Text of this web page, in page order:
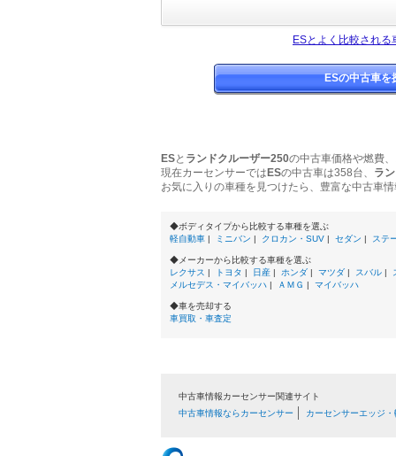
ESとよく比較される
ESの中古車を
ESと ランドクルーザー250の中古車価格や燃費
現在カーセンサーでは ESの中古車は358台、 ラ
お気に入りの車種を見つけたら、豊富な中古車
◆ボディタイプから比較する車種を選ぶ
軽自動車 | ミニバン | クロカン・SUV | セダン | ステ
◆メーカーから比較する車種を選ぶ
レクサス | トヨタ | 日産 | ホンダ | マツダ | スバル |
メルセデス・マイバッハ | ＡＭＧ | マイバッハ
◆車を売却する
車買取・車査定
中古車情報カーセンサー関連サイト
中古車情報ならカーセンサー
カーセンサーエッジ